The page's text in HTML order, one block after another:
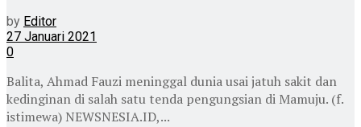
by Editor
27 Januari 2021
0
Balita, Ahmad Fauzi meninggal dunia usai jatuh sakit dan
kedinginan di salah satu tenda pengungsian di Mamuju. (f.
istimewa) NEWSNESIA.ID,...